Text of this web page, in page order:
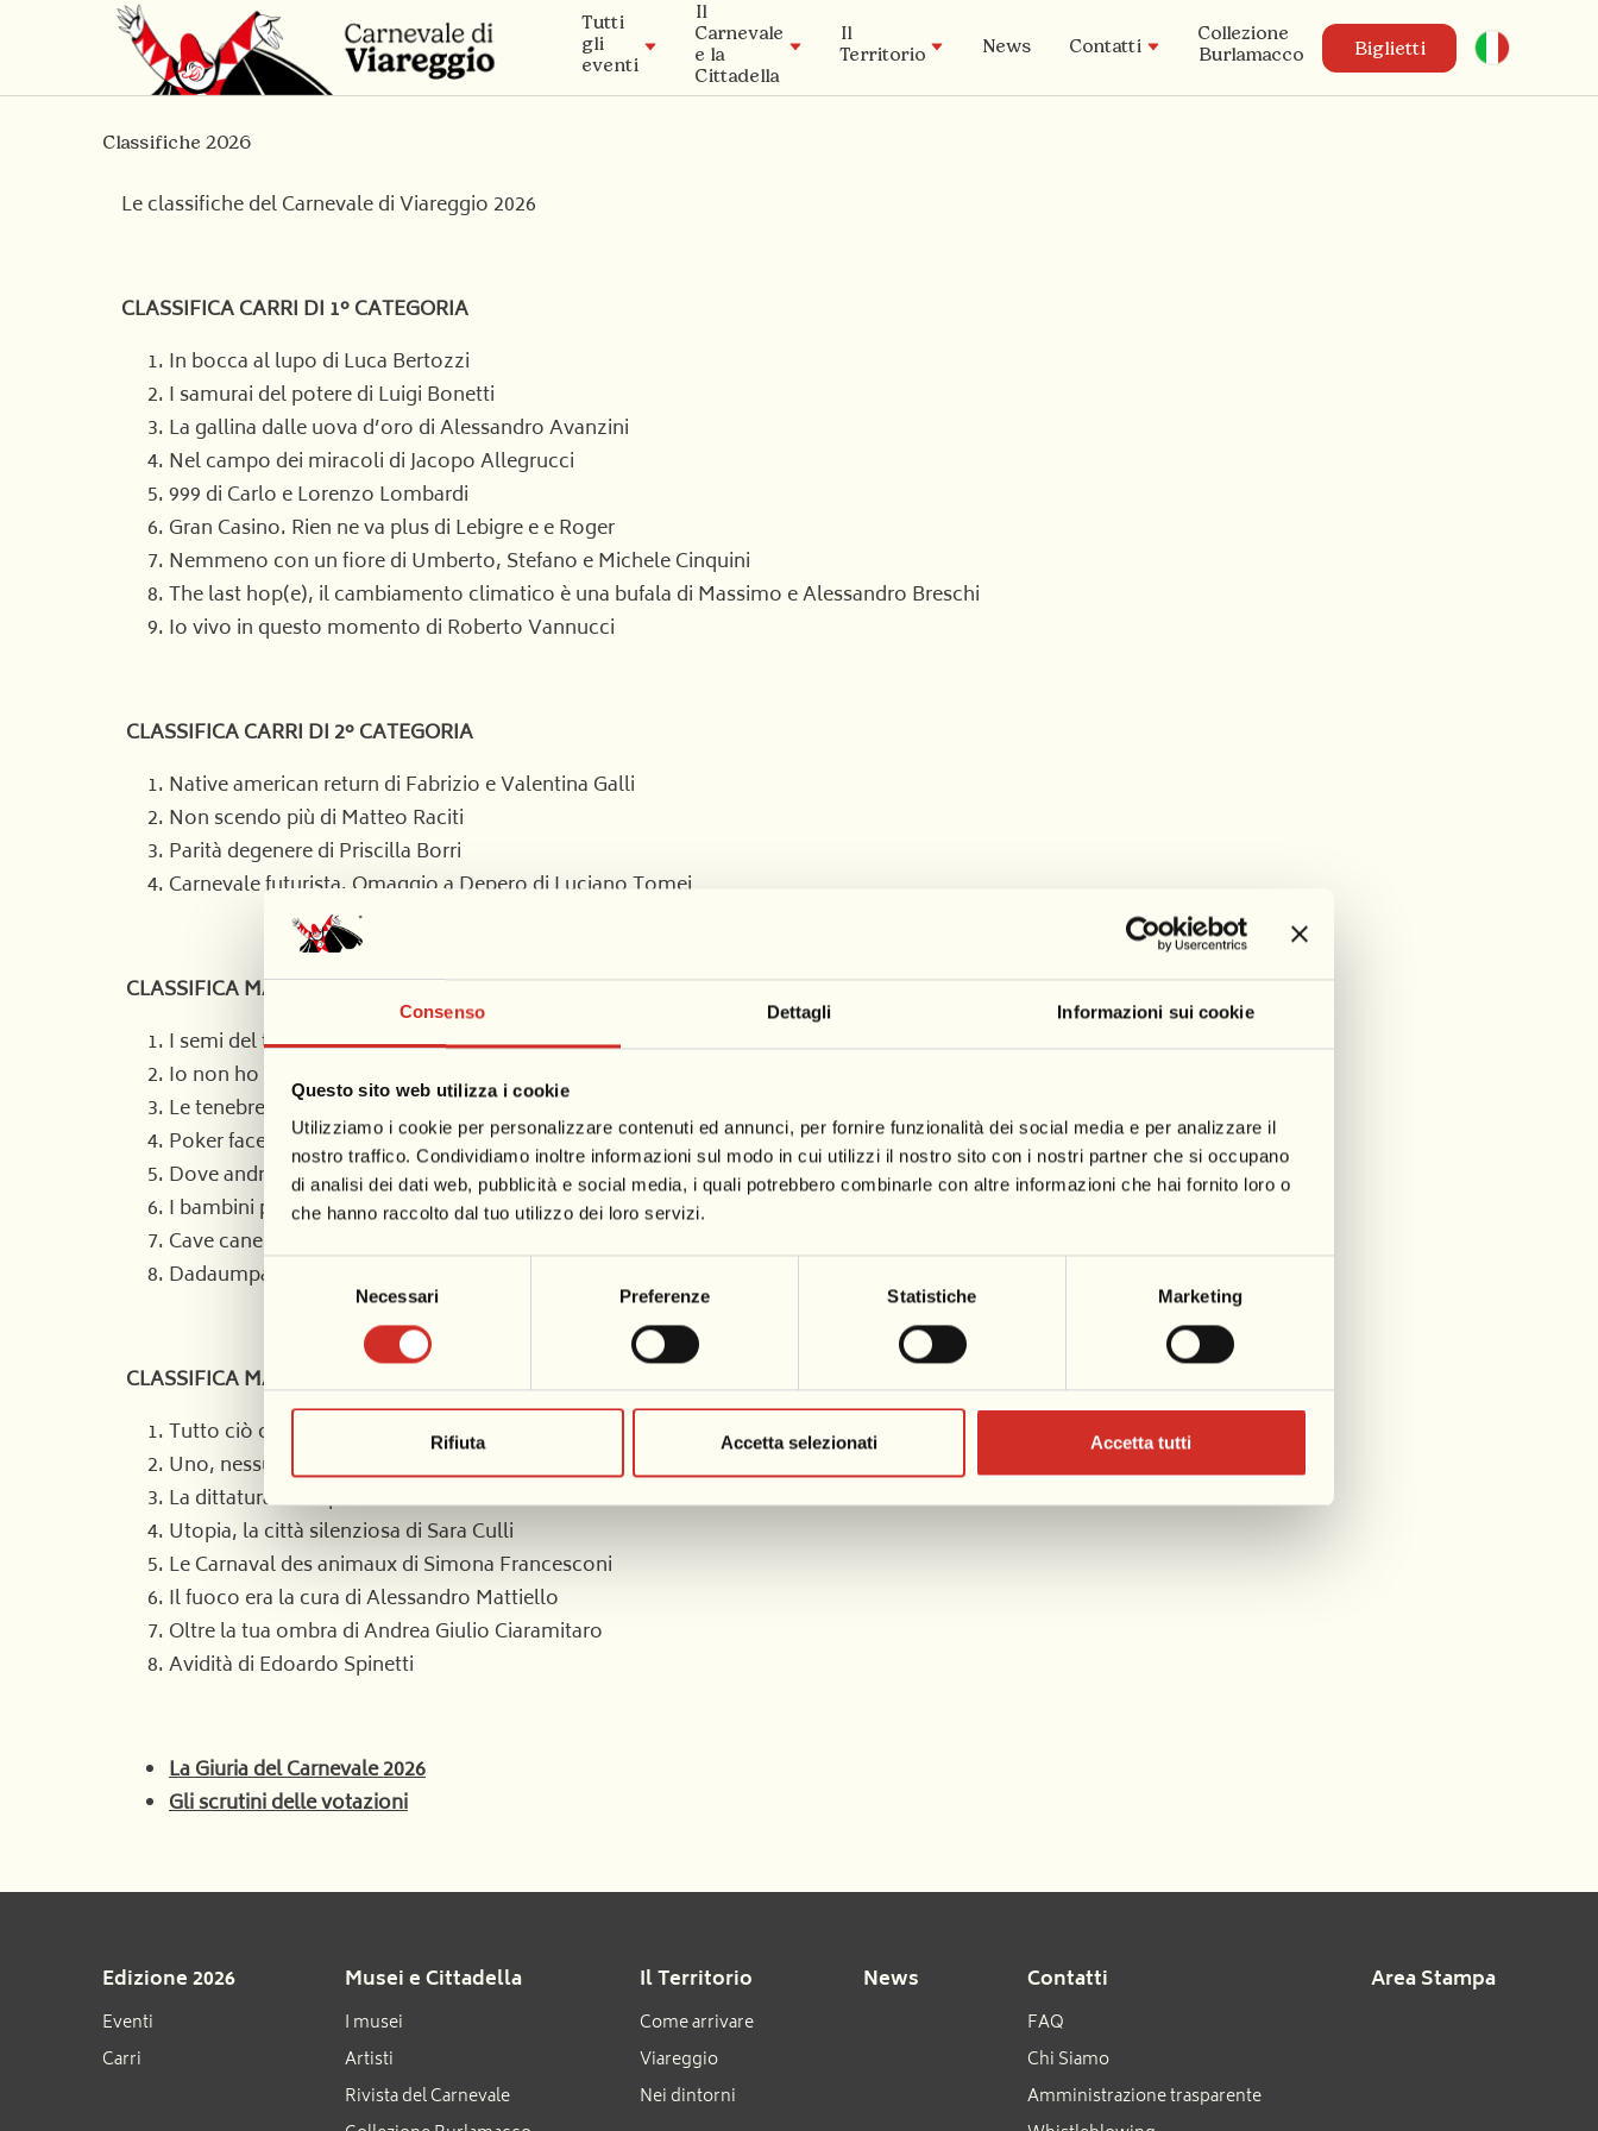
Consenso Dettagli Informazioni sui cookie
Questo sito web utilizza i cookie
Utilizziamo i cookie per personalizzare contenuti ed annunci, per fornire funzionalità dei social media e per analizzare il
nostro traffico. Condividiamo inoltre informazioni sul modo in cui utilizzi il nostro sito con i nostri partner che si occupano
di analisi dei dati web, pubblicità e social media, i quali potrebbero combinarle con altre informazioni che hai fornito loro o
che hanno raccolto dal tuo utilizzo dei loro servizi.
Selezione
Necessari Preferenze Statistiche Marketing
Rifiuta Accetta selezionati Accetta tutti
Tutti
gli
eventi
Il
Carnevale
e la
Cittadella
Il
Territorio
News Contatti
Collezione
Burlamacco
Biglietti
Classifiche 2026
Le classifiche del Carnevale di Viareggio 2026
CLASSIFICA CARRI DI 1° CATEGORIA
In bocca al lupo di Luca Bertozzi
I samurai del potere di Luigi Bonetti
La gallina dalle uova d’oro di Alessandro Avanzini
Nel campo dei miracoli di Jacopo Allegrucci
999 di Carlo e Lorenzo Lombardi
Gran Casino. Rien ne va plus di Lebigre e e Roger
Nemmeno con un fiore di Umberto, Stefano e Michele Cinquini
The last hop(e), il cambiamento climatico è una bufala di Massimo e Alessandro Breschi
Io vivo in questo momento di Roberto Vannucci
CLASSIFICA CARRI DI 2° CATEGORIA
Native american return di Fabrizio e Valentina Galli
Non scendo più di Matteo Raciti
Parità degenere di Priscilla Borri
Carnevale futurista. Omaggio a Depero di Luciano Tomei
CLASSIFICA MASCHERATE IN GRUPPO
I semi del tempo di Silvano Bianchi
Io non ho paura di Edoardo Ceragioli
Le tenebre della mente di Michelangelo Francesconi
Poker face di Giacomo Marsili
Dove andremo a finire? Di Marzi Etna e Matteo Lamanuzzi
I bambini pensano a colori di Vania Fornaciari e Roberto De Leo
Cave canem di Stefano Di Giusto
Dadaumpa di Giampiero Ghiselli
CLASSIFICA MASCHERE ISOLATE
Tutto ciò che ci resta di Lorenzo Paoli
Uno, nessuno e centomila di Raffaele Morvillo
La dittatura della paura di Alessandro Vanni
Utopia, la città silenziosa di Sara Culli
Le Carnaval des animaux di Simona Francesconi
Il fuoco era la cura di Alessandro Mattiello
Oltre la tua ombra di Andrea Giulio Ciaramitaro
Avidità di Edoardo Spinetti
La Giuria del Carnevale 2026
Gli scrutini delle votazioni
Edizione 2026
Eventi
Carri
Musei e Cittadella
I musei
Artisti
Rivista del Carnevale
Il Territorio
Come arrivare
Viareggio
Nei dintorni
News Contatti
FAQ
Chi Siamo
Amministrazione trasparente
Area Stampa